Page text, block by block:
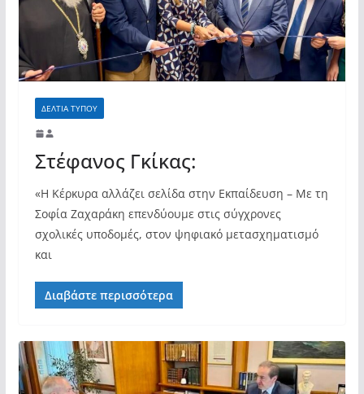
ΔΕΛΤΙΑ ΤΥΠΟΥ
Στέφανος Γκίκας:
«Η Κέρκυρα αλλάζει σελίδα στην Εκπαίδευση – Με τη
Σοφία Ζαχαράκη επενδύουμε στις σύγχρονες
σχολικές υποδομές, στον ψηφιακό μετασχηματισμό
και
Διαβάστε περισσότερα